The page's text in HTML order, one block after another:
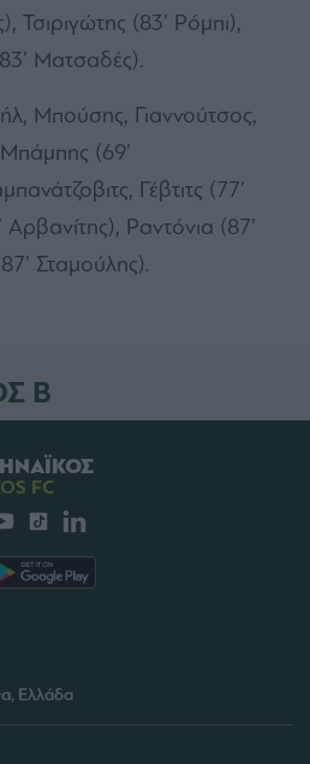
Τσιριγώτης (83’ Ρόμπι),
Ματσαδές).
Μπούσης, Γιαννούτσος,
(69’
Γέβτιτς (77’
Ραντόνια (87’
Σταμούλης).
Β
Ελλάδα
FC